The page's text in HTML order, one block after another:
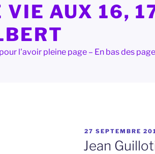
VIE AUX 16,
l'avoir pleine page – En bas des
PUBLIÉ
LE
27 SEPTEMBRE
Jean